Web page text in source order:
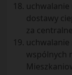
dostawy
za
wspólnych